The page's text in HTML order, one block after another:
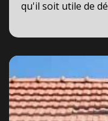
qu'il soit utile de